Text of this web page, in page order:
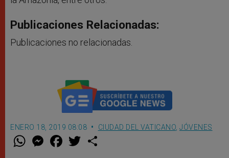
Publicaciones Relacionadas:
Publicaciones no relacionadas.
ENERO 18, 2019 08:08 CIUDAD DEL VATICANO JÓVENES
W M
e
F
a w